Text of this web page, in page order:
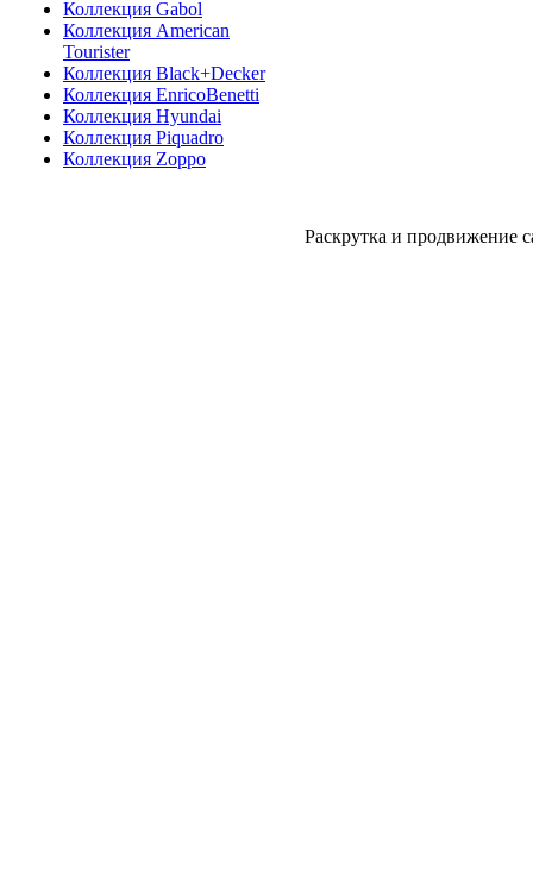
Коллекция Gabol
Коллекция American
Tourister
Коллекция Black+Decker
Коллекция EnricoBenetti
Коллекция Hyundai
Коллекция Piquadro
Коллекция Zoppo
Раскрутка и продвижение